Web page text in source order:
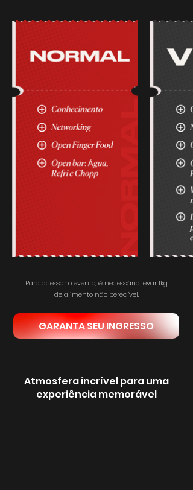
Para acessar o evento, é necessário levar 1kg
de alimento não perecível.
GARANTA SEU INGRESSO
Atmosfera incrível para uma
experiência memorável